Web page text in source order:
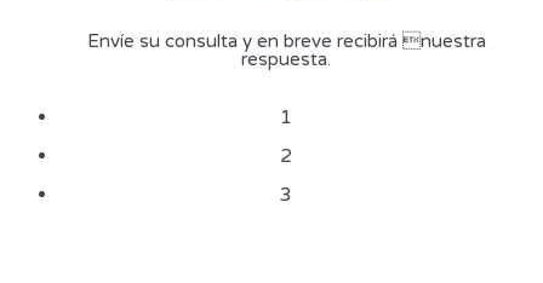
Envíe su consulta y en breve recibirá nuestra
respuesta.
1
2
3